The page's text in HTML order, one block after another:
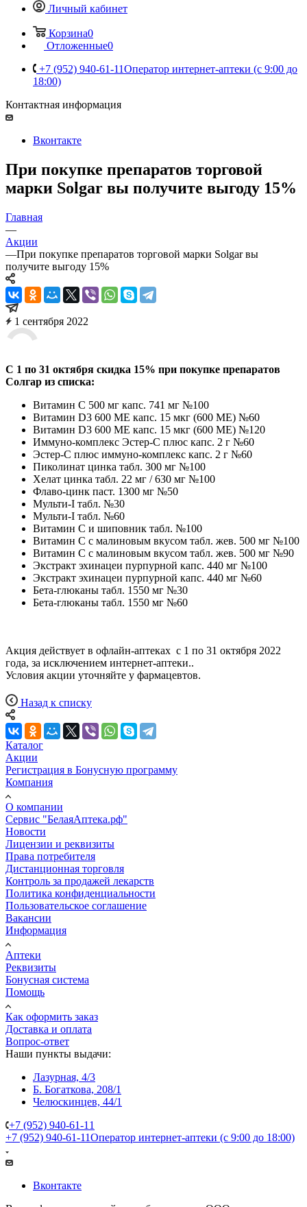
Личный кабинет
Корзина0
Отложенные0
+7 (952) 940-61-11Оператор интернет-аптеки (с 9:00 до
18:00)
Контактная информация
Вконтакте
При покупке препаратов торговой
марки Solgar вы получите выгоду 15%
Главная
—
Акции
—При покупке препаратов торговой марки Solgar вы
получите выгоду 15%
1 сентября 2022
С 1 по 31 октября скидка 15% при покупке препаратов
Солгар из списка:
Витамин C 500 мг капс. 741 мг №100
Витамин D3 600 ME капс. 15 мкг (600 ME) №60
Витамин D3 600 ME капс. 15 мкг (600 ME) №120
Иммуно-комплекс Эстер-С плюс капс. 2 г №60
Эстер-С плюс иммуно-комплекс капс. 2 г №60
Пиколинат цинка табл. 300 мг №100
Хелат цинка табл. 22 мг / 630 мг №100
Флаво-цинк паст. 1300 мг №50
Мульти-I табл. №30
Мульти-I табл. №60
Витамин С и шиповник табл. №100
Витамин С с малиновым вкусом табл. жев. 500 мг №100
Витамин С с малиновым вкусом табл. жев. 500 мг №90
Экстракт эхинацеи пурпурной капс. 440 мг №100
Экстракт эхинацеи пурпурной капс. 440 мг №60
Бета-глюканы табл. 1550 мг №30
Бета-глюканы табл. 1550 мг №60
Акция действует в офлайн-аптеках с 1 по 31 октября 2022
года, за исключением интернет-аптеки..
Условия акции уточняйте у фармацевтов.
Назад к списку
Каталог
Акции
Регистрация в Бонусную программу
Компания
О компании
Сервис "БелаяАптека.рф"
Новости
Лицензии и реквизиты
Права потребителя
Дистанционная торговля
Контроль за продажей лекарств
Политика конфиденциальности
Пользовательское соглашение
Вакансии
Информация
Аптеки
Реквизиты
Бонусная система
Помощь
Как оформить заказ
Доставка и оплата
Вопрос-ответ
Наши пункты выдачи:
Лазурная, 4/3
Б. Богаткова, 208/1
Челюскинцев, 44/1
+7 (952) 940-61-11
+7 (952) 940-61-11Оператор интернет-аптеки (с 9:00 до 18:00)
Вконтакте